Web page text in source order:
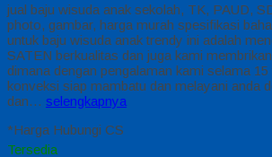
jual baju wisuda anak sekolah, TK, PAUD,
photo, gambar, harga murah spesifikasi
untuk baju wisuda anak trendy ini adalah
SATEN berkualitas dan juga kami
dimana dengan pengalaman kami selama
konveksi siap mambatu dan melayani anda
dan… selengkapnya
*Harga Hubungi CS
Tersedia